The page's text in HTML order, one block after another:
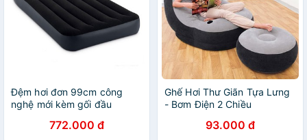
Đệm hơi đơn 99cm công
nghệ mới kèm gối đầu
772.000 đ
Ghế Hơi Thư Giãn Tựa Lưng
- Bơm Điện 2 Chiều
93.000 đ